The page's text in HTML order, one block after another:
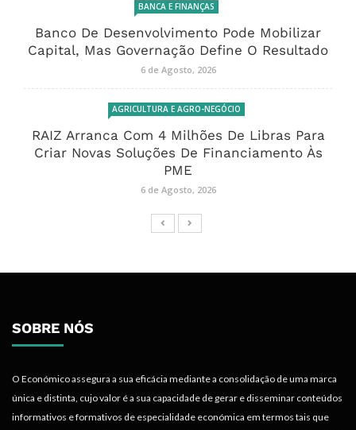
BANCA E FINANÇAS
Banco De Desenvolvimento Pode Mobilizar
Capital, Mas Governação Define O Resultado
6 de Agosto, 2026
AGRICULTURA E AGRO-NEGÓCIO
RAIZ Arranca Com 4 Milhões De Libras Para
Criar Novas Soluções De Financiamento Às
PME
6 de Agosto, 2026
SOBRE NÓS
O Económico assegura a sua eficácia mediante a consolidação de uma marca
única e distinta, cujo valor é a sua capacidade de gerar e disseminar conteúdos
informativos e formativos de especialidade económica em termos tais que